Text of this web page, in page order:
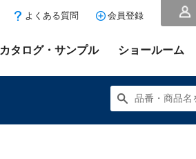
よくある質問 会員登録
カタログ・サンプル ショールーム